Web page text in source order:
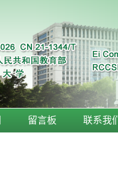
留言板 联系我们